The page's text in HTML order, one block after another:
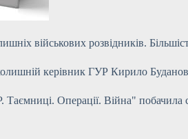
військових розвідників.
керівник ГУР Кирило
Операції. Війна" побачила